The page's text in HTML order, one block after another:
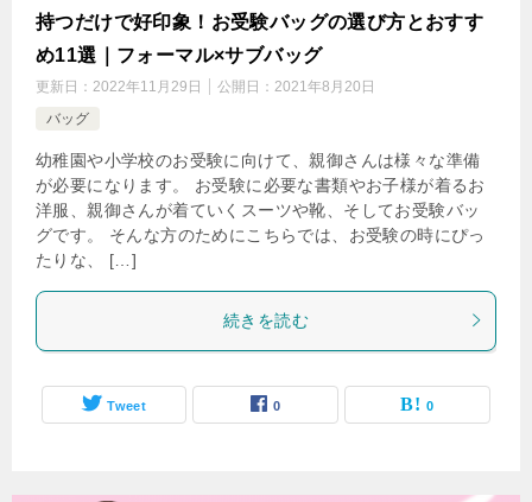
持つだけで好印象！お受験バッグの選び方とおすす
め11選｜フォーマル×サブバッグ
更新日： 2022年11月29日 公開日： 2021年8月20日
バッグ
幼稚園や小学校のお受験に向けて、親御さんは様々な準備
が必要になります。 お受験に必要な書類やお子様が着るお
洋服、親御さんが着ていくスーツや靴、そしてお受験バッ
グです。 そんな方のためにこちらでは、お受験の時にぴっ
たりな、 […]
続きを読む
Tweet 0 0